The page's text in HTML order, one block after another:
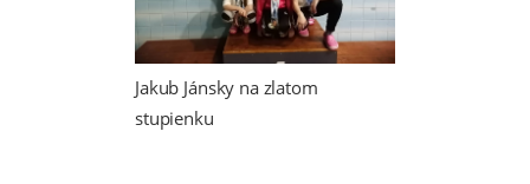
Jakub Jánsky na zlatom
stupienku